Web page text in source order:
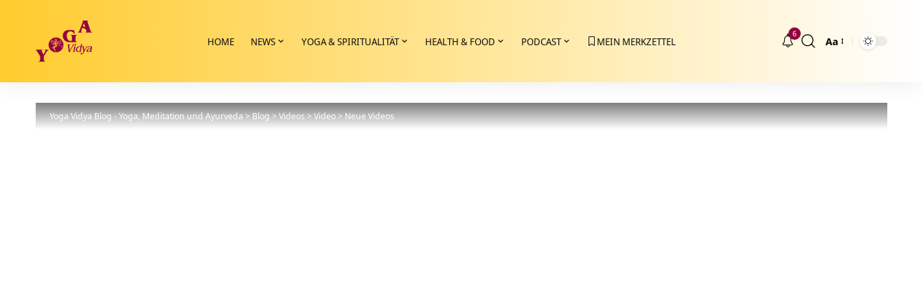
HOME NEWS YOGA & SPIRITUALITÄT HEALTH & FOOD PODCAST MEIN MERKZETTEL
6
Größenänderung
Aa
Yoga Vidya Blog - Yoga, Meditation und Ayurveda>Blog>Videos>Video>Neue Videos